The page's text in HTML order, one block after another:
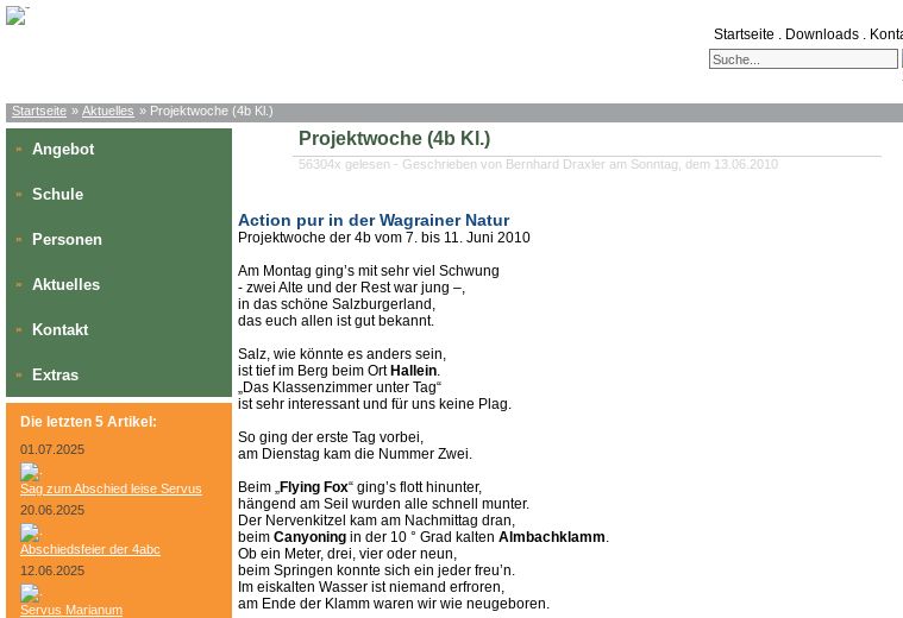
Startseite . Downloads .
Startseite » Aktuelles » Projektwoche (4b Kl.)
» Angebot
» Schule
» Personen
» Aktuelles
» Kontakt
» Extras
Die letzten 5 Artikel:
01.07.2025
Sag zum Abschied leise Servus
20.06.2025
Abschiedsfeier der 4abc
12.06.2025
Servus Marianum
Projektwoche (4b Kl.)
56304x gelesen - Geschrieben von Bernhard Draxler am Sonntag, dem 13.06.2010
Action pur in der Wagrainer Natur
Projektwoche der 4b vom 7. bis 11. Juni 2010
Am Montag ging’s mit sehr viel Schwung
- zwei Alte und der Rest war jung –,
in das schöne Salzburgerland,
das euch allen ist gut bekannt.
Salz, wie könnte es anders sein,
ist tief im Berg beim Ort Hallein.
„Das Klassenzimmer unter Tag“
ist sehr interessant und für uns keine Plag.
So ging der erste Tag vorbei,
am Dienstag kam die Nummer Zwei.
Beim „Flying Fox“ ging’s flott hinunter,
hängend am Seil wurden alle schnell munter.
Der Nervenkitzel kam am Nachmittag dran,
beim Canyoning in der 10 ° Grad kalten Almbachklamm.
Ob ein Meter, drei, vier oder neun,
beim Springen konnte sich ein jeder freu’n.
Im eiskalten Wasser ist niemand erfroren,
am Ende der Klamm waren wir wie neugeboren.